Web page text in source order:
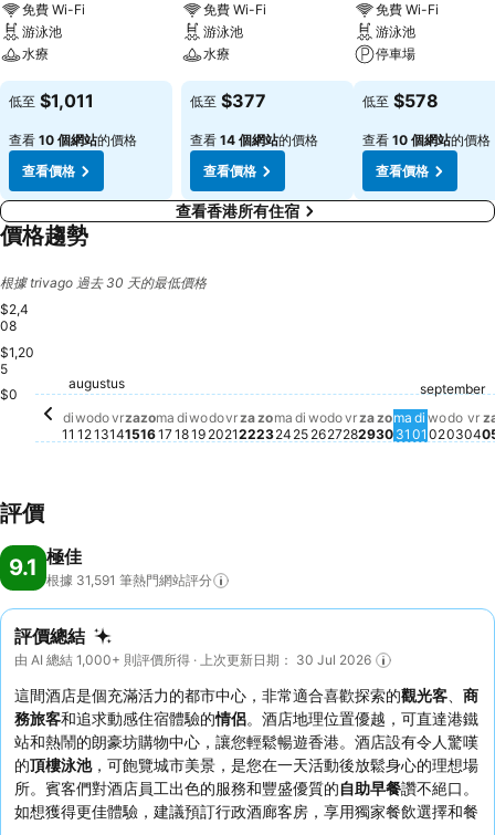
免費 Wi-Fi
游泳池
水療
低至 $1,011
查看 10 個網站的價格
查看價格
免費 Wi-Fi
游泳池
水療
低至 $377
查看 14 個網站的價格
查看價格
免費 Wi-Fi
游泳池
停車場
低至 $578
查看 10 個網站的價格
查看價格
查看香港所有住宿
價格趨勢
根據 trivago 過去 30 天的最低價格
$2,4
08
$1,20
5
$0
dinsdag, augustus 11
$1,529
augustus
di
11
woensdag, augustus 12
$1,551
wo
12
donderdag, augustus 13
$1,586
do
13
vrijdag, augustus 14
$1,699
vr
14
za
15
zondag, augustus 16
$1,479
zo
16
ma
17
dinsdag, augustus 18
$1,489
di
18
woensdag, augustus 19
$1,486
wo
19
donderdag, augustus 20
$1,473
do
20
vr
21
za
22
zondag, augustus 23
$1,360
zo
23
maandag, augustus 24
$1,360
ma
24
dinsdag, augustus 25
$1,360
di
25
woensdag, augustus
$1,359
wo
26
donderdag,
$1,366
do
27
vrijdag,
vr
28
zaterdag,
$1,586
za
29
zondag,
$1,220
zo
30
maandag,
$1,218
ma
31
$1,305
september
di
01
$1,499
wo
02
do
03
vr
04
評價
9.1 極佳
根據 31,591 筆熱門網站評分
評價總結
由 AI 總結 1,000+ 則評價所得 · 上次更新日期： 30 Jul 2026
這間酒店是個充滿活力的都市中心，非常適合喜歡探索的觀光客
商
務旅客和追求動感住宿體驗的情侶。酒店地理位置優越，可直達港鐵
站和熱鬧的朗豪坊購物中心，讓您輕鬆暢遊香港。酒店設有令人驚嘆
的頂樓泳池，可飽覽城市美景，是您在一天活動後放鬆身心的理想場
所。賓客們對酒店員工出色的服務和豐盛優質的自助早餐讚不絕口。
如想獲得更佳體驗，建議預訂行政酒廊客房，享用獨家餐飲選擇和餐